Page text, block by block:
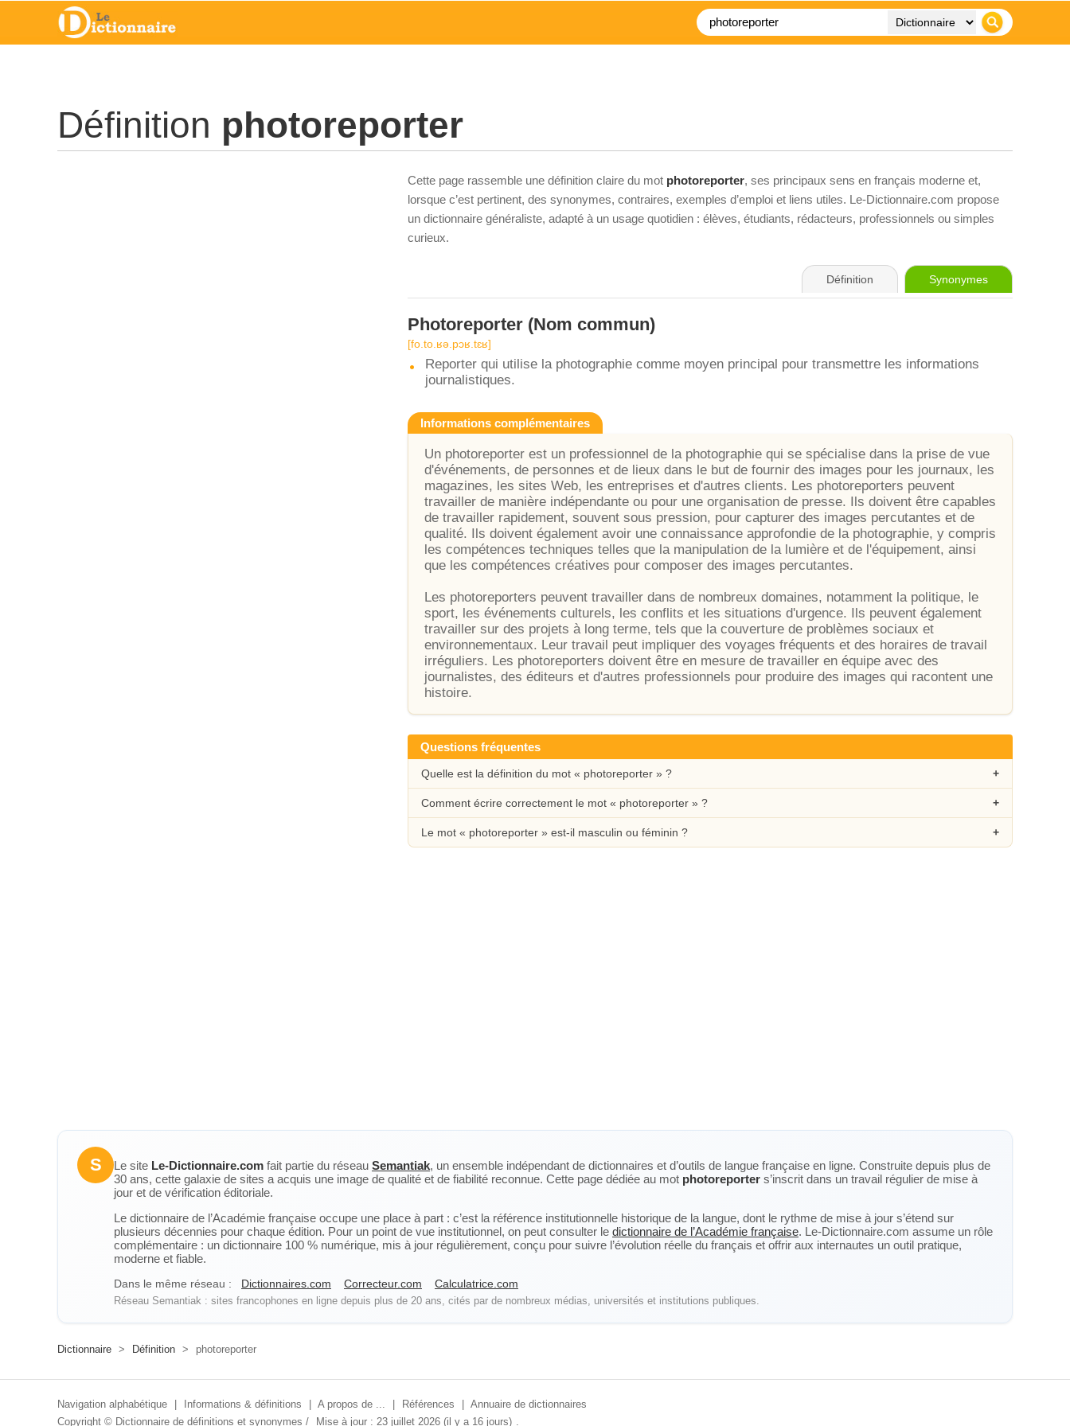
Définition photoreporter
Cette page rassemble une définition claire du mot photoreporter, ses principaux sens en français moderne et,
lorsque c’est pertinent, des synonymes, contraires, exemples d’emploi et liens utiles. Le-Dictionnaire.com propose
un dictionnaire généraliste, adapté à un usage quotidien : élèves, étudiants, rédacteurs, professionnels ou simples
curieux.
Définition Synonymes
Photoreporter (Nom commun)
[fo.to.ʁə.pɔʁ.tɛʁ]
Reporter qui utilise la photographie comme moyen principal pour transmettre les informations
journalistiques.
Informations complémentaires
Un photoreporter est un professionnel de la photographie qui se spécialise dans la prise de vue
d'événements, de personnes et de lieux dans le but de fournir des images pour les journaux, les
magazines, les sites Web, les entreprises et d'autres clients. Les photoreporters peuvent
travailler de manière indépendante ou pour une organisation de presse. Ils doivent être capables
de travailler rapidement, souvent sous pression, pour capturer des images percutantes et de
qualité. Ils doivent également avoir une connaissance approfondie de la photographie, y compris
les compétences techniques telles que la manipulation de la lumière et de l'équipement, ainsi
que les compétences créatives pour composer des images percutantes.
Les photoreporters peuvent travailler dans de nombreux domaines, notamment la politique, le
sport, les événements culturels, les conflits et les situations d'urgence. Ils peuvent également
travailler sur des projets à long terme, tels que la couverture de problèmes sociaux et
environnementaux. Leur travail peut impliquer des voyages fréquents et des horaires de travail
irréguliers. Les photoreporters doivent être en mesure de travailler en équipe avec des
journalistes, des éditeurs et d'autres professionnels pour produire des images qui racontent une
histoire.
Questions fréquentes
Quelle est la définition du mot « photoreporter » ?
Comment écrire correctement le mot « photoreporter » ?
Le mot « photoreporter » est-il masculin ou féminin ?
S Le site Le-Dictionnaire.com fait partie du réseau Semantiak, un ensemble indépendant de dictionnaires et d’outils de langue française en ligne. Construite depuis plus de
30 ans, cette galaxie de sites a acquis une image de qualité et de fiabilité reconnue. Cette page dédiée au mot photoreporter s’inscrit dans un travail régulier de mise à
jour et de vérification éditoriale.
Le dictionnaire de l’Académie française occupe une place à part : c’est la référence institutionnelle historique de la langue, dont le rythme de mise à jour s’étend sur
plusieurs décennies pour chaque édition. Pour un point de vue institutionnel, on peut consulter le dictionnaire de l’Académie française. Le-Dictionnaire.com assume un rôle
complémentaire : un dictionnaire 100 % numérique, mis à jour régulièrement, conçu pour suivre l’évolution réelle du français et offrir aux internautes un outil pratique,
moderne et fiable.
Dans le même réseau : Dictionnaires.com Correcteur.com Calculatrice.com
Réseau Semantiak : sites francophones en ligne depuis plus de 20 ans, cités par de nombreux médias, universités et institutions publiques.
Dictionnaire > Définition > photoreporter
Navigation alphabétique Informations & définitions A propos de ... Références
Annuaire de dictionnaires
Copyright © Dictionnaire de définitions et synonymes / Mise à jour : 23 juillet 2026 (il y a 16 jours) .